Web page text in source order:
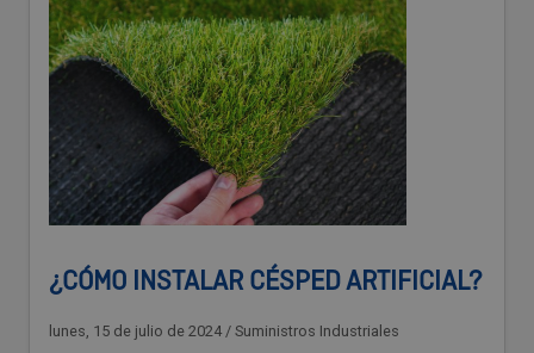
¿CÓMO INSTALAR CÉSPED ARTIFICIAL?
lunes, 15 de julio de 2024 / Suministros Industriales